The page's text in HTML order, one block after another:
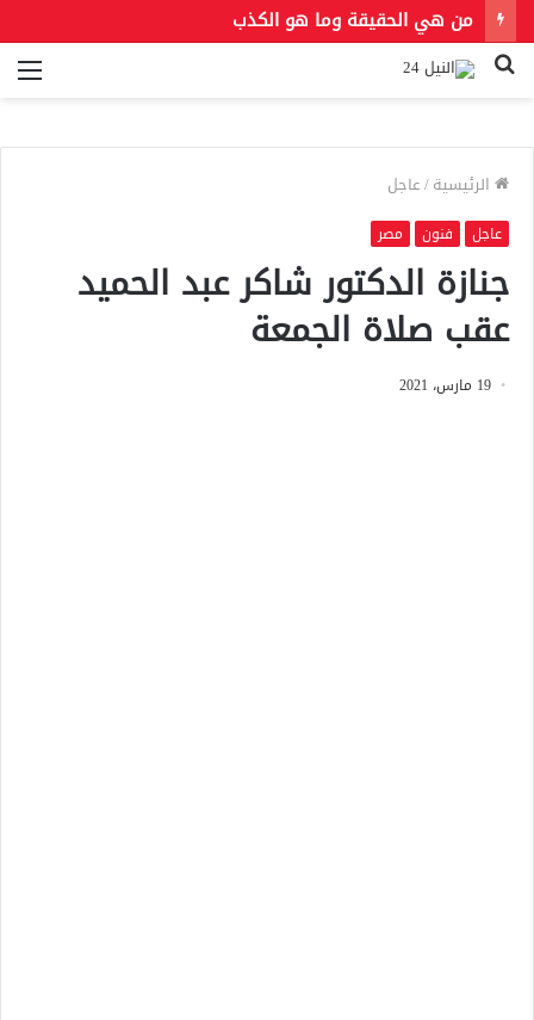
من هي الحقيقة وما هو الكذب
بحث
الرئيسية/عاجل
عاجل فنون مصر
جنازة الدكتور شاكر عبد الحميد
عقب صلاة الجمعة
19 مارس، 2021